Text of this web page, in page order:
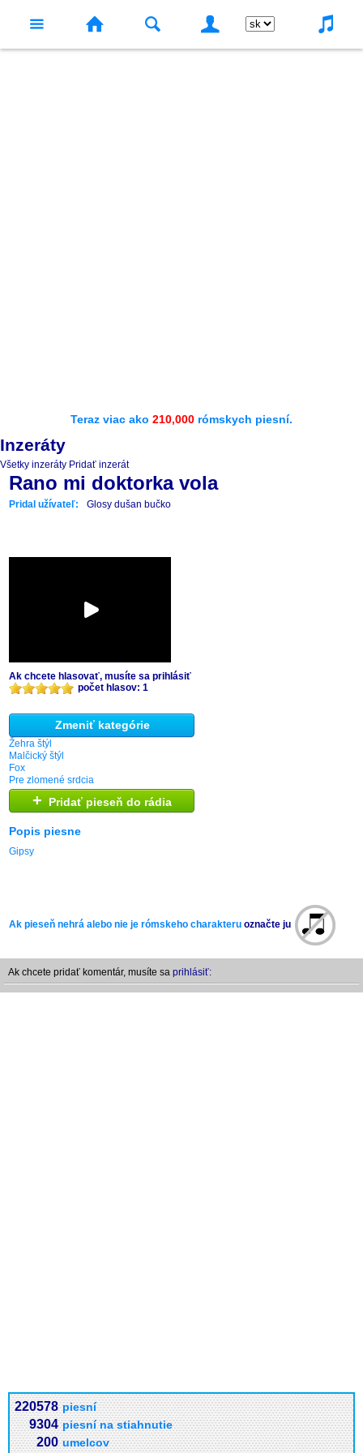
Teraz viac ako 210,000 rómskych piesní.
Inzeráty
Všetky inzeráty Pridať inzerát
Rano mi doktorka vola
Pridal užívateľ: Glosy dušan bučko
Ak chcete hlasovať, musíte sa prihlásiť
počet hlasov: 1
Zmeniť kategórie
Žehra štýl
Malčický štýl
Fox
Pre zlomené srdcia
+ Pridať pieseň do rádia
Popis piesne
Gipsy
Ak pieseň nehrá alebo nie je rómskeho charakteru označte ju
Ak chcete pridať komentár, musíte sa prihlásiť:
220578 piesní
9304 piesní na stiahnutie
200 umelcov